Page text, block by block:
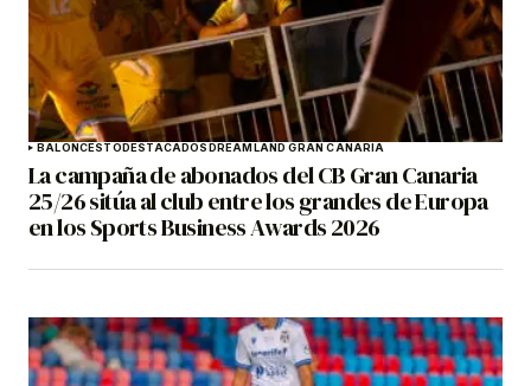
BALONCESTODESTACADOSDREAMLAND GRAN CANARIA
La campaña de abonados del CB Gran Canaria
25/26 sitúa al club entre los grandes de Europa
en los Sports Business Awards 2026